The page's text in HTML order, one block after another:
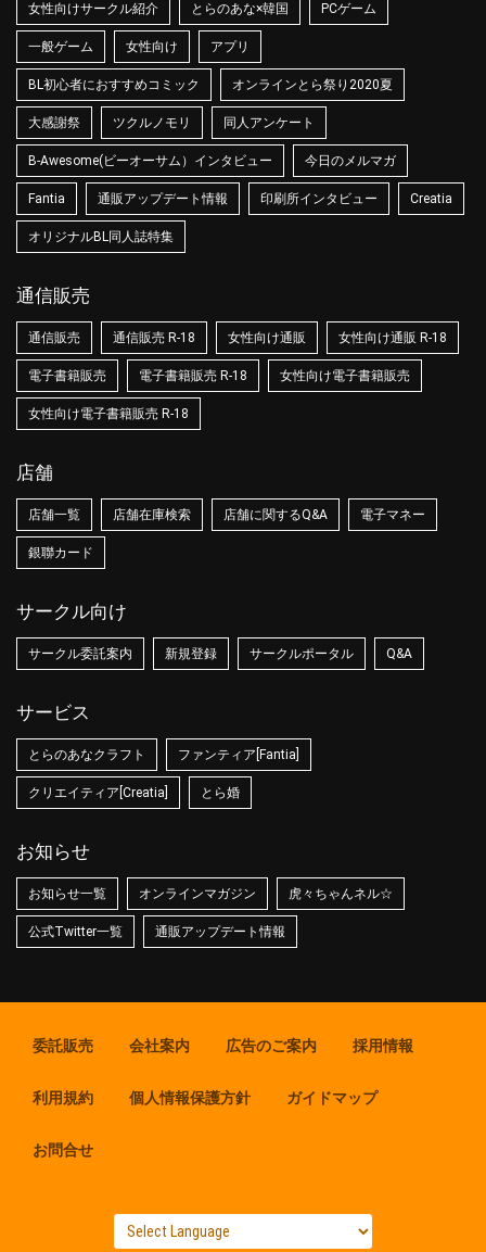
女性向けサークル紹介 とらのあな×韓国 PCゲーム
一般ゲーム 女性向け アプリ
BL初心者におすすめコミック オンラインとら祭り2020夏
大感謝祭 ツクルノモリ 同人アンケート
B-Awesome(ビーオーサム）インタビュー 今日のメルマガ
Fantia 通販アップデート情報 印刷所インタビュー Creatia
オリジナルBL同人誌特集
通信販売
通信販売 通信販売 R-18 女性向け通販 女性向け通販 R-18
電子書籍販売 電子書籍販売 R-18 女性向け電子書籍販売
女性向け電子書籍販売 R-18
店舗
店舗一覧 店舗在庫検索 店舗に関するQ&A 電子マネー
銀聯カード
サークル向け
サークル委託案内 新規登録 サークルポータル Q&A
サービス
とらのあなクラフト ファンティア[Fantia]
クリエイティア[Creatia] とら婚
お知らせ
お知らせ一覧 オンラインマガジン 虎々ちゃんネル☆
公式Twitter一覧 通販アップデート情報
委託販売 会社案内 広告のご案内 採用情報
利用規約 個人情報保護方針 ガイドマップ
お問合せ